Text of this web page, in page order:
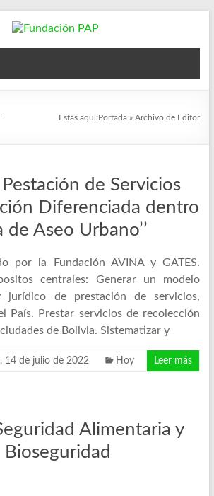
Estás aquí:Portada »Archivo de Editor
Pestación de Servicios
Diferenciada dentro
de Aseo Urbano’’
por la Fundación AVINA y GATES.
centrales: Generar un modelo
jurídico de prestación de servicios,
País. Prestar servicios de recolección
de Bolivia. Sistematizar y
14 de julio de 2022 Hoy Leer más
Alimentaria y